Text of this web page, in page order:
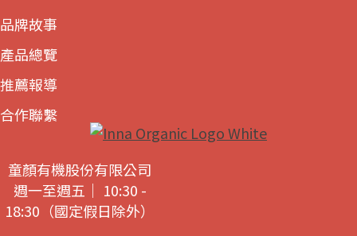
品牌故事
產品總覽
推薦報導
合作聯繫
童顏有機股份有限公司
週一至週五｜ 10:30 -
18:30（國定假日除外）